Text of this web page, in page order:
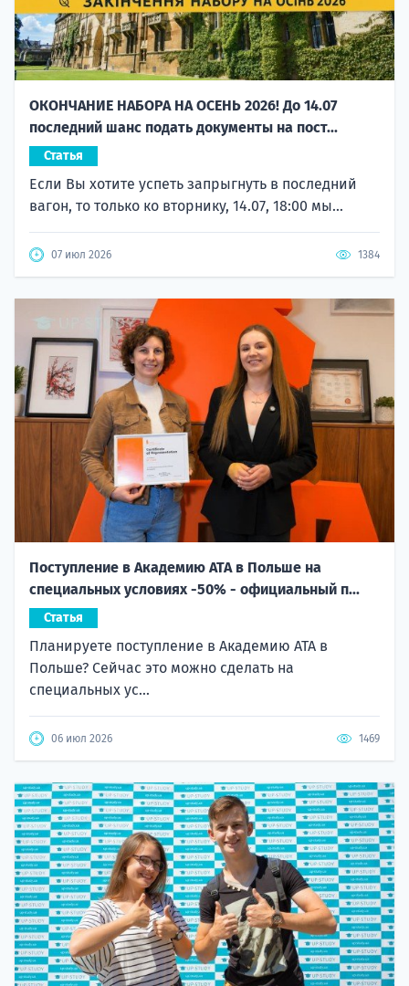
ОКОНЧАНИЕ НАБОРА НА ОСЕНЬ 2026! До 14.07
последний шанс подать документы на пост...
Статья
Если Вы хотите успеть запрыгнуть в последний
вагон, то только ко вторнику, 14.07, 18:00 мы...
07 июл 2026 1384
Поступление в Академию ATA в Польше на
специальных условиях -50% - официальный п...
Статья
Планируете поступление в Академию ATA в
Польше? Сейчас это можно сделать на
специальных ус...
06 июл 2026 1469